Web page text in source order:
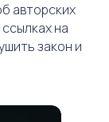
авторских
на
закон и